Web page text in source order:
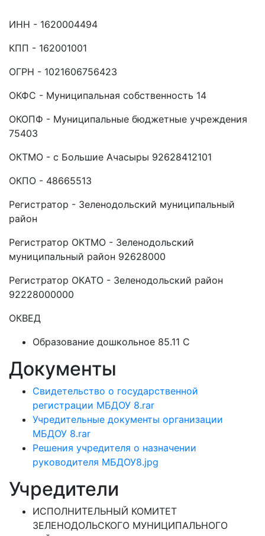
ИНН - 1620004494
КПП - 162001001
ОГРН - 1021606756423
ОКФС - Муниципальная собственность 14
ОКОПФ - Муниципальные бюджетные учреждения
75403
ОКТМО - с Большие Ачасыры 92628412101
ОКПО - 48665513
Регистратор - Зеленодольский муниципальный
район
Регистратор ОКТМО - Зеленодольский
муниципальный район 92628000
Регистратор ОКАТО - Зеленодольский район
92228000000
ОКВЕД
Образование дошкольное 85.11 C
Документы
Свидетельство о государственной
регистрации МБДОУ 8.rar
Учредительные документы организации
МБДОУ 8.rar
Решения учредителя о назначении
руководителя МБДОУ8.jpg
Учредители
ИСПОЛНИТЕЛЬНЫЙ КОМИТЕТ
ЗЕЛЕНОДОЛЬСКОГО МУНИЦИПАЛЬНОГО